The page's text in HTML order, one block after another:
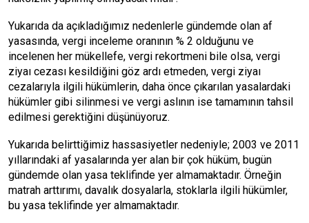
Yukarıda da açıkladığımız nedenlerle gündemde olan af
yasasında, vergi inceleme oranının % 2 olduğunu ve
incelenen her mükellefe, vergi rekortmeni bile olsa, vergi
ziyaı cezası kesildiğini göz ardı etmeden, vergi ziyaı
cezalarıyla ilgili hükümlerin, daha önce çıkarılan yasalardaki
hükümler gibi silinmesi ve vergi aslının ise tamamının tahsil
edilmesi gerektiğini düşünüyoruz.
Yukarıda belirttiğimiz hassasiyetler nedeniyle; 2003 ve 2011
yıllarındaki af yasalarında yer alan bir çok hüküm, bugün
gündemde olan yasa teklifinde yer almamaktadır. Örneğin
matrah arttırımı, davalık dosyalarla, stoklarla ilgili hükümler,
bu yasa teklifinde yer almamaktadır.